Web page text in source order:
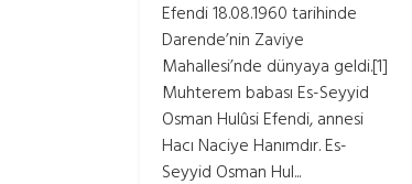
Efendi 18.08.1960 tarihinde
Darende’nin Zaviye
Mahallesi’nde dünyaya geldi.[1]
Muhterem babası Es-Seyyid
Osman Hulûsi Efendi, annesi
Hacı Naciye Hanımdır. Es-
Seyyid Osman Hul...